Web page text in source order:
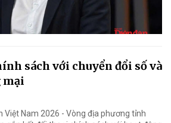
sách với chuyển đổi số và
mại
Việt Nam 2026 - Vòng địa phương tỉnh